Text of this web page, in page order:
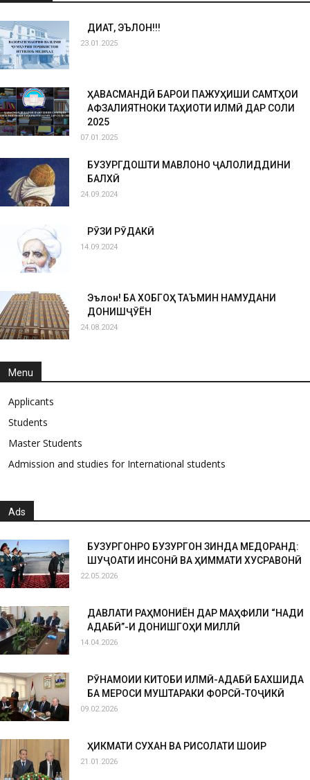
ДИҚҚАТ, ЭЪЛОН!!!
23.01.2025
ҲАВАСМАНДӢ БАРОИ ПАЖУҲИШИ САМТҲОИ
АФЗАЛИЯТНОКИ ТАҲҚИҚОТИ ИЛМӢ ДАР СОЛИ
2025
07.01.2025
БУЗУРГДОШТИ МАВЛОНО ҶАЛОЛИДДИНИ
БАЛХӢ
24.09.2024
РӮЗИ РӮДАКӢ
14.09.2024
Эълон! БА ХОБГОҲ ТАЪМИН НАМУДАНИ
ДОНИШҶӮЁН
24.08.2024
Menu
Applicants
Students
Master Students
Admission and studies for International students
Ads
БУЗУРГОНРО БУЗУРГОН ЗИНДА МЕДОРАНД:
ШУҶОАТИ ИНСОНӢ ВА ҲИММАТИ ХУСРАВОНӢ
22.05.2026
ДАВЛАТИ РАҲМОНИЁН ДАР МАҲФИЛИ “НАҚДИ
АДАБӢ”-И ДОНИШГОҲИ МИЛЛӢ
14.04.2026
РӮНАМОИИ КИТОБИ ИЛМӢ-АДАБӢ БАХШИДА
БА МЕРОСИ МУШТАРАКИ ФОРСӢ-ТОҶИКӢ
09.02.2026
ҲИКМАТИ СУХАН ВА РИСОЛАТИ ШОИР
21.01.2026